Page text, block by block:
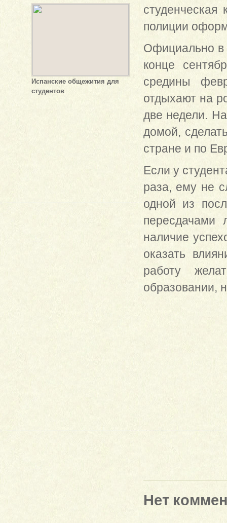
Испанские общежития для
студентов
полиции
Официально в
конце
средины
отдыхают на
две недели.
домой,
стране и по
Если у
раза, ему не
одной из
пересдачами
наличие
оказать
работу
образовании,
Нет